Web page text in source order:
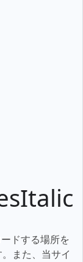
ドする場所を
また、当サイ